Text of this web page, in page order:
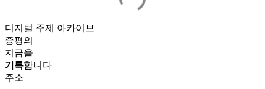
디지털 주제 아카이브
증평의
지금을
기록합니다
주소